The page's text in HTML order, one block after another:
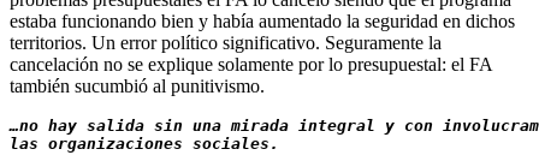
estaba funcionando bien y había aumentado la seguridad en dichos
territorios. Un error político significativo. Seguramente la
cancelación no se explique solamente por lo presupuestal: el FA
también sucumbió al punitivismo.
…no hay salida sin una mirada integral y con
las organizaciones sociales.